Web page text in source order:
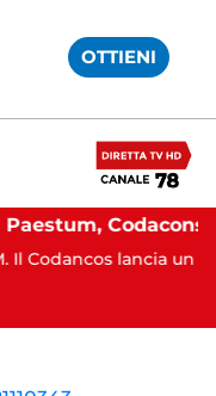
OTTIENI
lancia un appello al